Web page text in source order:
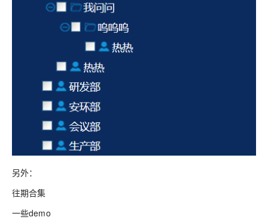
另外：
往期合集
一些demo